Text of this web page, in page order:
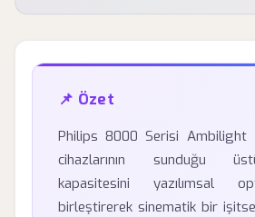
📌 Özet
Philips 8000 Serisi Ambilight
cihazlarının sunduğu
kapasitesini yazılımsal
birleştirerek sinematik bir